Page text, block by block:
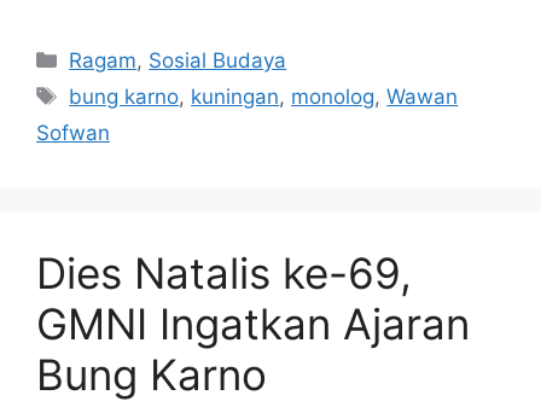
Kategori
Ragam, Sosial Budaya
Tag
bung karno, kuningan, monolog,Wawan
Sofwan
Dies Natalis ke-69,
GMNI Ingatkan Ajaran
Bung Karno